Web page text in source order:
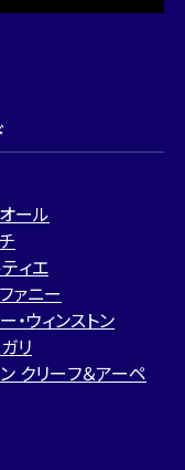
ール
ィエ
ァニー
・ウィンストン
リ
クリーフ＆アーペ